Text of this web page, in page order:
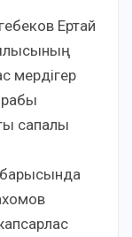
Ертай
мердігер
сапалы